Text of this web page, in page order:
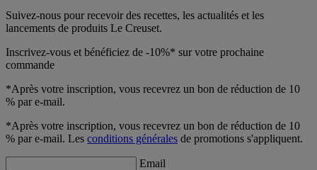
Suivez-nous pour recevoir des recettes, les actualités et les
lancements de produits Le Creuset.
Inscrivez-vous et bénéficiez de -10%* sur votre prochaine
commande
*Après votre inscription, vous recevrez un bon de réduction de 10
% par e-mail.
*Après votre inscription, vous recevrez un bon de réduction de 10
% par e-mail. Les conditions générales de promotions s'appliquent.
Email